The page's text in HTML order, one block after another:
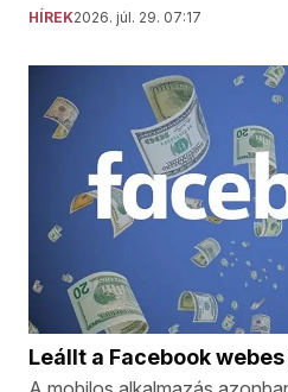
HÍREK2026. júl. 29. 07:17
Leállt a Facebook